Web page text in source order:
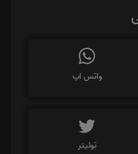
واتس اپ
توئیتر